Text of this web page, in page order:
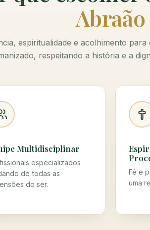
Abraão
espiritualidade e acolhimento
respeitando a história e a
Multidisciplinar
especializados
de todas as
do ser.
Fé e
uma